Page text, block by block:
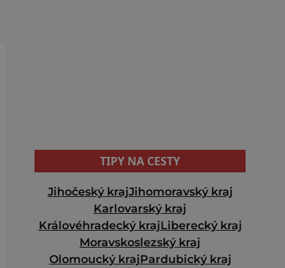
TIPY NA CESTY
Jihočeský krajJihomoravský kraj
Karlovarský kraj
Královéhradecký krajLiberecký kraj
Moravskoslezský kraj
Olomoucký krajPardubický kraj